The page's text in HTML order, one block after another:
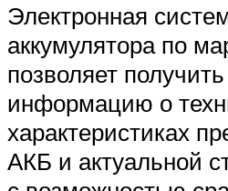
Электронная
аккумулятора по
позволяет
информацию о
характеристиках
АКБ и актуальной